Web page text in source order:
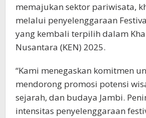
memajukan sektor pariwisata,
melalui penyelenggaraan
yang kembali terpilih dalam
Nusantara (KEN) 2025.
“Kami menegaskan komitmen
mendorong promosi potensi
sejarah, dan budaya Jambi.
intensitas penyelenggaraan